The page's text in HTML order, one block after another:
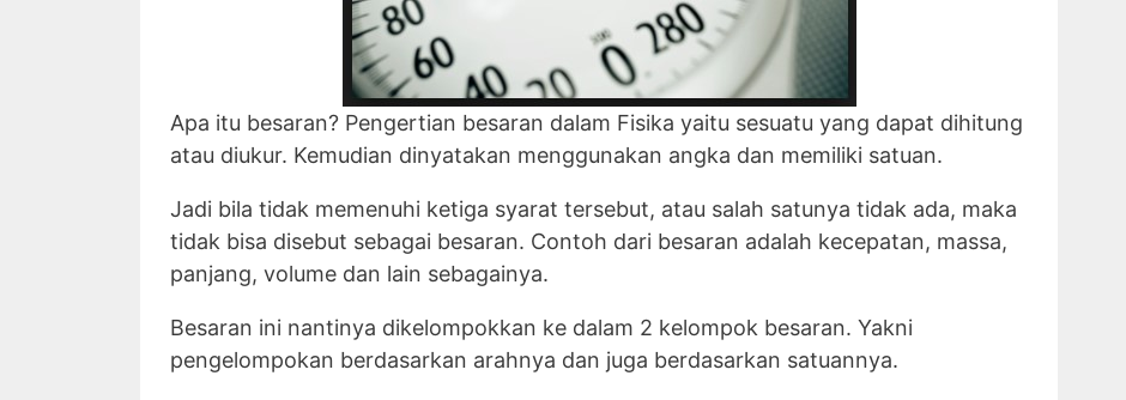
Apa itu besaran? Pengertian besaran dalam Fisika yaitu sesuatu yang dapat dihitung
atau diukur. Kemudian dinyatakan menggunakan angka dan memiliki satuan.
Jadi bila tidak memenuhi ketiga syarat tersebut, atau salah satunya tidak ada, maka
tidak bisa disebut sebagai besaran. Contoh dari besaran adalah kecepatan, massa,
panjang, volume dan lain sebagainya.
Besaran ini nantinya dikelompokkan ke dalam 2 kelompok besaran. Yakni
pengelompokan berdasarkan arahnya dan juga berdasarkan satuannya.